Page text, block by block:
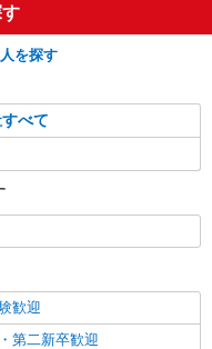
事務所兼用住宅1階
詳細を見る
対応コース
特定保健指導
：10,000円〜14,716円 ・
円 ・電話支援 1件：
メール支援 1件：500円
代は弊社負担。その他、支
。
を探す
べて
歓迎
第二新卒歓迎